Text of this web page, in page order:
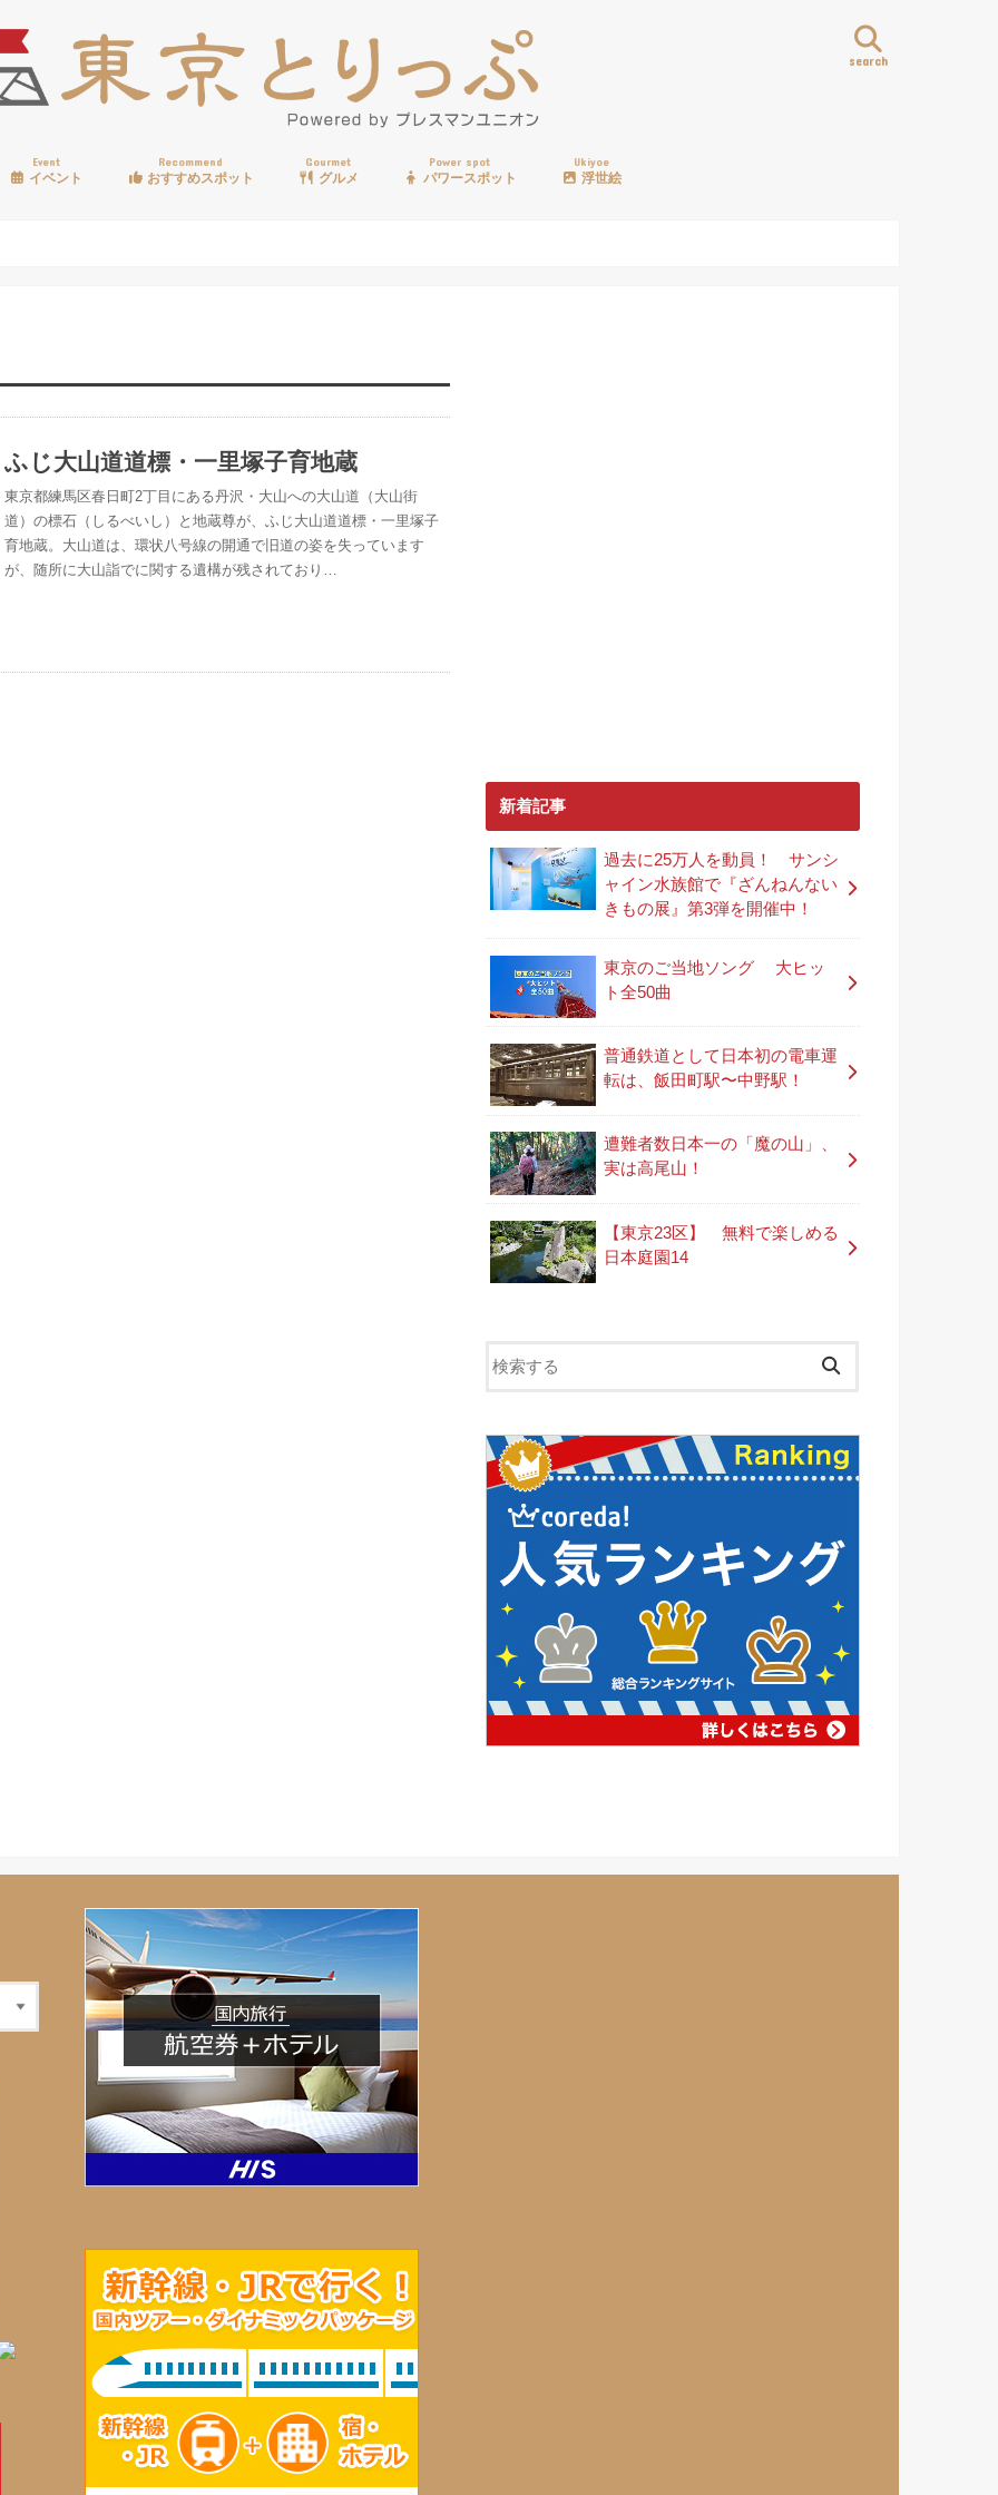
search
Event
イベント
Recommend
おすすめスポット
Gourmet
グルメ
Power spot
パワースポット
Ukiyoe
浮世絵
ふじ大山道道標・一里塚子育地蔵
東京都練馬区春日町2丁目にある丹沢・大山への大山道（大山街
道）の標石（しるべいし）と地蔵尊が、ふじ大山道道標・一里塚子
育地蔵。大山道は、環状八号線の開通で旧道の姿を失っています
が、随所に大山詣でに関する遺構が残されており…
新着記事
過去に25万人を動員！ サンシ
ャイン水族館で『ざんねんない
きもの展』第3弾を開催中！
東京のご当地ソング 大ヒッ
ト全50曲
普通鉄道として日本初の電車運
転は、飯田町駅〜中野駅！
遭難者数日本一の「魔の山」、
実は高尾山！
【東京23区】 無料で楽しめる
日本庭園14